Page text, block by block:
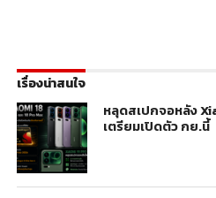
เรื่องน่าสนใจ
หลุดสเปกจอหลัง
เตรียมเปิดตัว กย.นี้